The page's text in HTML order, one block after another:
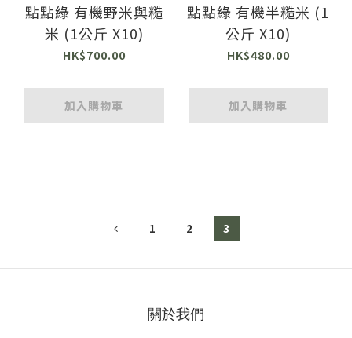
點點綠 有機野米與糙
米 (1公斤 X10)
HK$700.00
加入購物車
點點綠 有機半糙米 (1
公斤 X10)
HK$480.00
加入購物車
1 2 3
關於我們